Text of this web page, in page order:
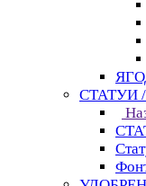
СТАТУИ